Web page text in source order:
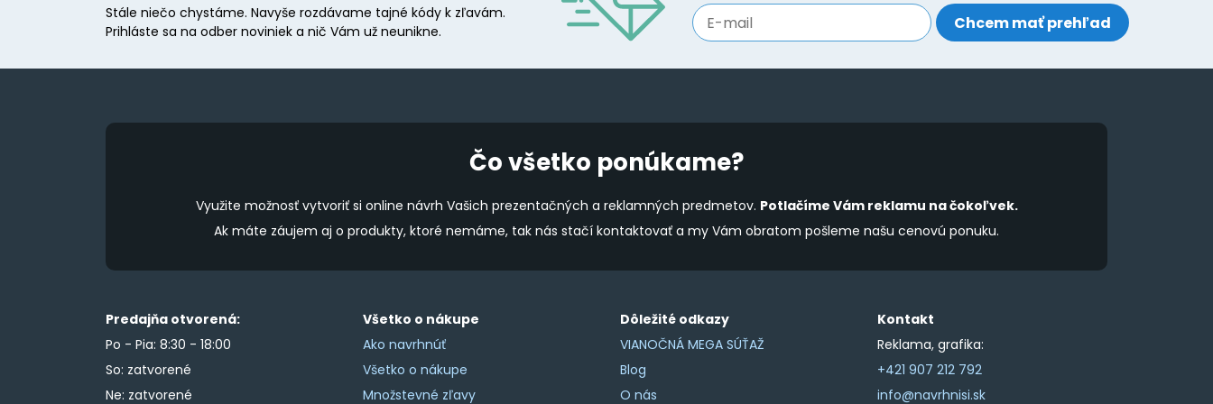
be
on
product
be
chosen
be
be
chosen
page
Stále niečo chystáme. Navyše rozdávame tajné kódy k zľavám.
Prihláste sa na odber noviniek a nič Vám už neunikne.
Čo všetko ponúkame?
Využite možnosť vytvoriť si online návrh Vašich prezentačných a reklamných predmetov. Potlačíme Vám reklamu na čokoľvek.
Ak máte záujem aj o produkty, ktoré nemáme, tak nás stačí kontaktovať a my Vám obratom pošleme našu cenovú ponuku.
Predajňa otvorená:
Po - Pia: 8:30 - 18:00
So: zatvorené
Ne: zatvorené
Všetko o nákupe
Ako navrhnúť
Všetko o nákupe
Množstevné zľavy
Dôležité odkazy
VIANOČNÁ MEGA SÚŤAŽ
Blog
O nás
Kontakt
Reklama, grafika:
+421 907 212 792
info@navrhnisi.sk